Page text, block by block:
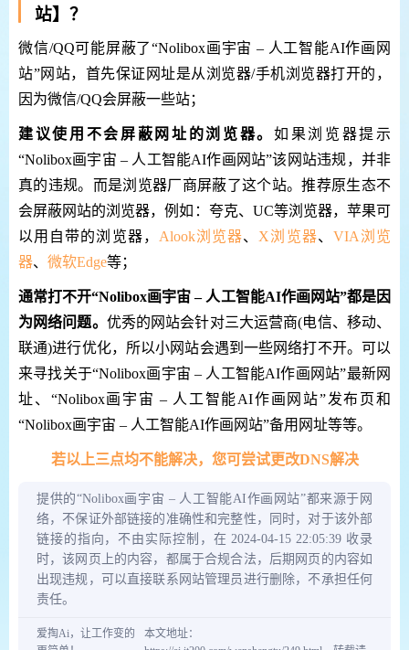
站】？
微信/QQ可能屏蔽了“Nolibox画宇宙 – 人工智能AI作画网
站”网站，首先保证网址是从浏览器/手机浏览器打开的，
因为微信/QQ会屏蔽一些站；
建议使用不会屏蔽网址的浏览器。 如果浏览器提示
“Nolibox画宇宙 – 人工智能AI作画网站”该网站违规，并非
真的违规。而是浏览器厂商屏蔽了这个站。推荐原生态不
会屏蔽网站的浏览器，例如：夸克、UC等浏览器，苹果可
以用自带的浏览器， Alook浏览器、 X浏览器、 VIA浏览
器、 微软Edge等；
通常打不开“Nolibox画宇宙 – 人工智能AI作画网站”都是因
为网络问题。 优秀的网站会针对三大运营商(电信、移动、
联通)进行优化，所以小网站会遇到一些网络打不开。可以
来寻找关于“Nolibox画宇宙 – 人工智能AI作画网站”最新网
址、“Nolibox画宇宙 – 人工智能AI作画网站”发布页和
“Nolibox画宇宙 – 人工智能AI作画网站”备用网址等等。
若以上三点均不能解决，您可尝试更改DNS解决
提供的“Nolibox画宇宙 – 人工智能AI作画网站”都来源于网
络，不保证外部链接的准确性和完整性，同时，对于该外部
链接的指向，不由实际控制，在 2024-04-15 22:05:39 收录
时，该网页上的内容，都属于合规合法，后期网页的内容如
出现违规，可以直接联系网站管理员进行删除，不承担任何
责任。
爱掏Ai，让工作变的
本文地址：